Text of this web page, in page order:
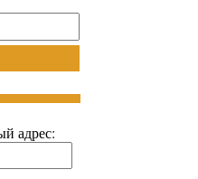
адрес: